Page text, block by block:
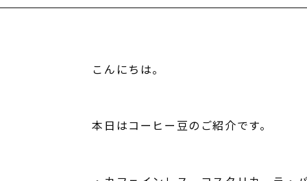
こんにちは。
本日はコーヒー豆のご紹介です。